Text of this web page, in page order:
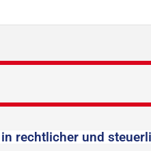
rechtlicher und